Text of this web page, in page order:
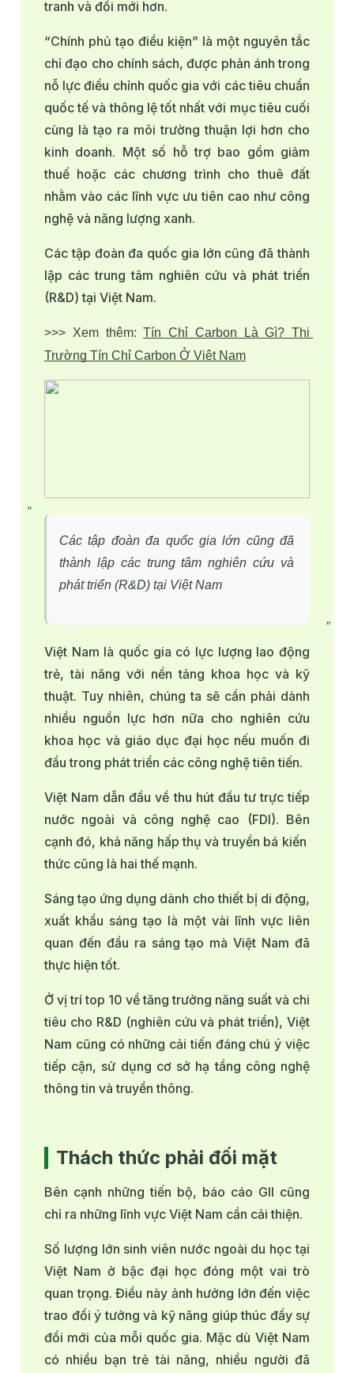
tranh và đổi mới hơn.
“Chính phủ tạo điều kiện” là một nguyên tắc
chỉ đạo cho chính sách, được phản ánh trong
nỗ lực điều chỉnh quốc gia với các tiêu chuẩn
quốc tế và thông lệ tốt nhất với mục tiêu cuối
cùng là tạo ra môi trường thuận lợi hơn cho
kinh doanh. Một số hỗ trợ bao gồm giảm
thuế hoặc các chương trình cho thuê đất
nhằm vào các lĩnh vực ưu tiên cao như công
nghệ và năng lượng xanh.
Các tập đoàn đa quốc gia lớn cũng đã thành
lập các trung tâm nghiên cứu và phát triển
(R&D) tại Việt Nam.
>>> Xem thêm: Tín Chỉ Carbon Là Gì? Thị
Trường Tín Chỉ Carbon Ở Việt Nam
Các tập đoàn đa quốc gia lớn cũng đã
thành lập các trung tâm nghiên cứu và
phát triển (R&D) tại Việt Nam
Việt Nam là quốc gia có lực lượng lao động
trẻ, tài năng với nền tảng khoa học và kỹ
thuật. Tuy nhiên, chúng ta sẽ cần phải dành
nhiều nguồn lực hơn nữa cho nghiên cứu
khoa học và giáo dục đại học nếu muốn đi
đầu trong phát triển các công nghệ tiên tiến.
Việt Nam dẫn đầu về thu hút đầu tư trực tiếp
nước ngoài và công nghệ cao (FDI). Bên
cạnh đó, khả năng hấp thụ và truyền bá kiến ​​
thức cũng là hai thế mạnh.
Sáng tạo ứng dụng dành cho thiết bị di động,
xuất khẩu sáng tạo là một vài lĩnh vực liên
quan đến đầu ra sáng tạo mà Việt Nam đã
thực hiện tốt.
Ở vị trí top 10 về tăng trưởng năng suất và chi
tiêu cho R&D (nghiên cứu và phát triển), Việt
Nam cũng có những cải tiến đáng chú ý việc
tiếp cận, sử dụng cơ sở hạ tầng công nghệ
thông tin và truyền thông.
Thách thức phải đối mặt
Bên cạnh những tiến bộ, báo cáo GII cũng
chỉ ra những lĩnh vực Việt Nam cần cải thiện.
Số lượng lớn sinh viên nước ngoài du học tại
Việt Nam ở bậc đại học đóng một vai trò
quan trọng. Điều này ảnh hưởng lớn đến việc
trao đổi ý tưởng và kỹ năng giúp thúc đẩy sự
đổi mới của mỗi quốc gia. Mặc dù Việt Nam
có nhiều bạn trẻ tài năng, nhiều người đã